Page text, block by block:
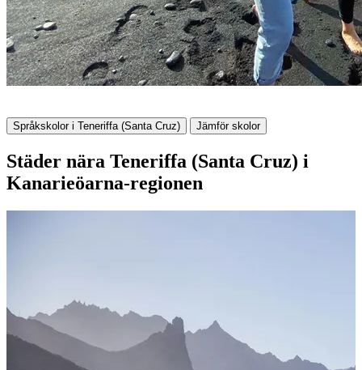
Språkskolor i Teneriffa (Santa Cruz) Jämför skolor
Städer nära Teneriffa (Santa Cruz) i
Kanarieöarna-regionen